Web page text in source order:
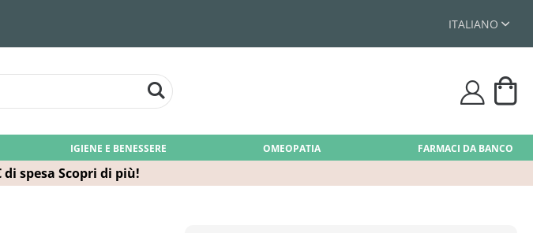
di spesa Scopri di più!
ITALIANO
user
IGIENE E BENESSERE OMEOPATIA FARMACI DA BANCO